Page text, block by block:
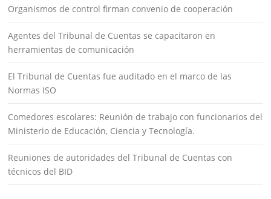
Organismos de control firman convenio de cooperación
Agentes del Tribunal de Cuentas se capacitaron en
herramientas de comunicación
El Tribunal de Cuentas fue auditado en el marco de las
Normas ISO
Comedores escolares: Reunión de trabajo con funcionarios del
Ministerio de Educación, Ciencia y Tecnología.
Reuniones de autoridades del Tribunal de Cuentas con
técnicos del BID